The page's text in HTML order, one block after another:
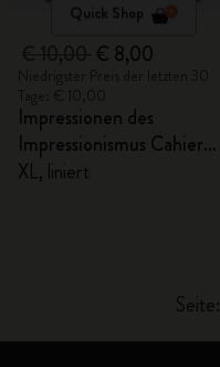
Quick Shop
€ 8,00
Impressionen des
Impressionismus Cahier
Notizheft
XL, liniert
Seite: